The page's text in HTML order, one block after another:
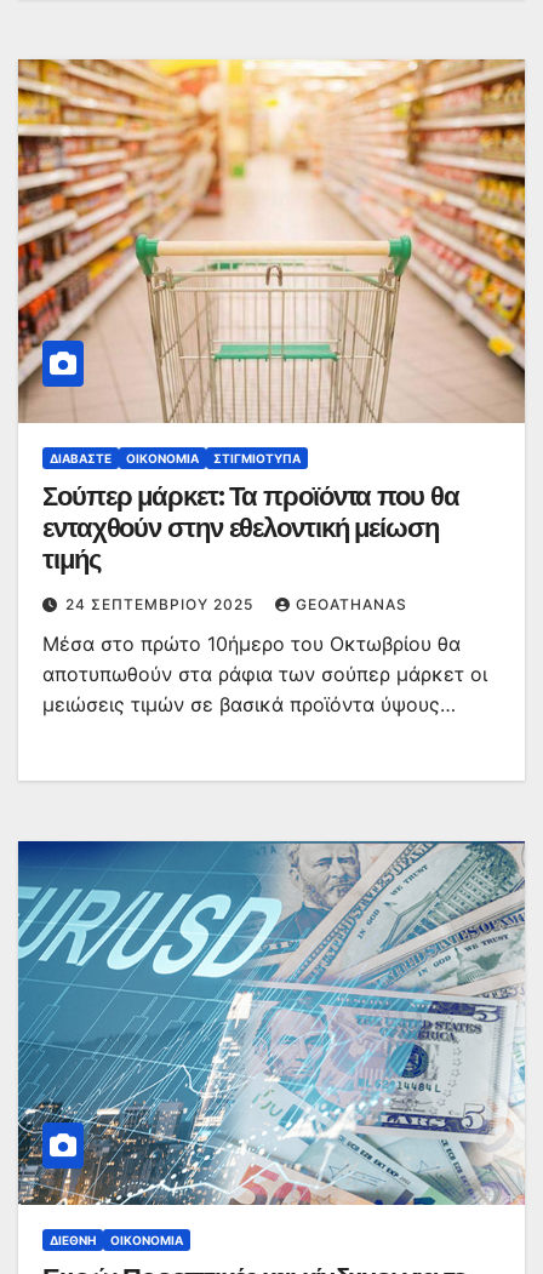
ΔΙΑΒΆΣΤΕ ΟΙΚΟΝΟΜΊΑ ΣΤΙΓΜΙΌΤΥΠΑ
Σούπερ μάρκετ: Τα προϊόντα που θα
ενταχθούν στην εθελοντική μείωση
τιμής
24 ΣΕΠΤΕΜΒΡΊΟΥ 2025 GEOATHANAS
Μέσα στο πρώτο 10ήμερο του Οκτωβρίου θα
αποτυπωθούν στα ράφια των σούπερ μάρκετ οι
μειώσεις τιμών σε βασικά προϊόντα ύψους…
ΔΙΕΘΝΉ ΟΙΚΟΝΟΜΊΑ